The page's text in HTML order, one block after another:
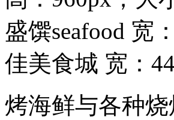
盛馔seafood 宽
佳美食城 宽：
烤海鲜与各种